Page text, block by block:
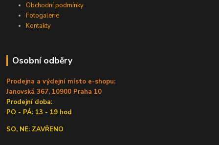
Obchodní podmínky
Fotogalerie
Kontakty
Osobní odběry
Prodejna a výdejní místo e-shopu:
Janovská 367, 10900 Praha 10
Prodejní doba:
PO - PÁ: 13 - 19 hod
SO, NE: ZAVŘENO